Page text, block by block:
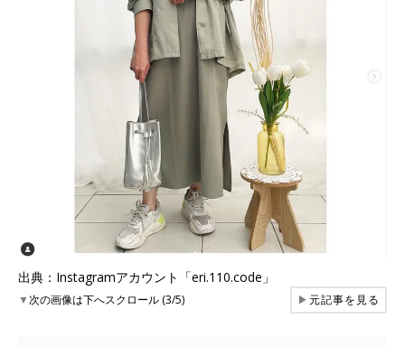
出典：Instagramアカウント「eri.110.code」
▼次の画像は下へスクロール (3/5) ▶元記事を見る